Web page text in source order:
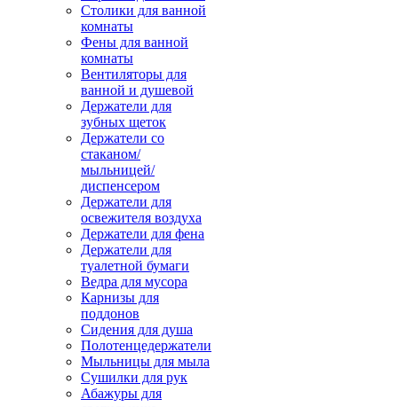
Столики для ванной
комнаты
Фены для ванной
комнаты
Вентиляторы для
ванной и душевой
Держатели для
зубных щеток
Держатели со
стаканом/
мыльницей/
диспенсером
Держатели для
освежителя воздуха
Держатели для фена
Держатели для
туалетной бумаги
Ведра для мусора
Карнизы для
поддонов
Сидения для душа
Полотенцедержатели
Мыльницы для мыла
Сушилки для рук
Абажуры для